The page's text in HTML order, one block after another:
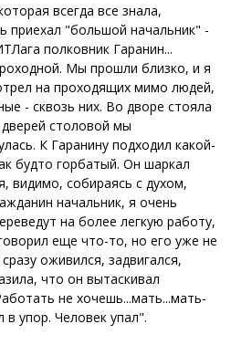
всегда все знала,
приехал "большой начальник" -
полковник Гаранин...
Мы прошли близко, и я
на проходящих мимо людей,
- сквозь них. Во дворе стояла
столовой мы
К Гаранину подходил какой-
будто горбатый. Он шаркал
видимо, собираясь с духом,
начальник, я очень
на более легкую работу,
еще что-то, но его уже не
оживился, задвигался,
что он вытаскивал
не хочешь...мать...мать-
упор. Человек упал".